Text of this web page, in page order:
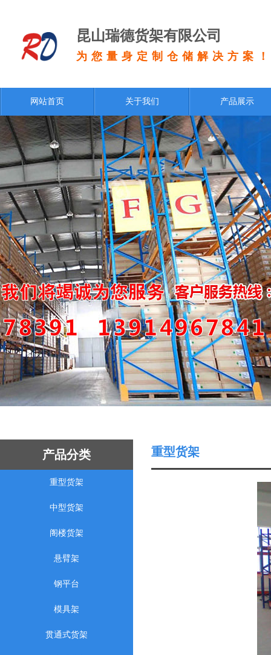
昆山瑞德货架有限公司
为您量身定制仓储解决方案
网站首页 关于我们 产品展示
产品分类
重型货架
中型货架
阁楼货架
悬臂架
钢平台
模具架
贯通式货架
重型货架